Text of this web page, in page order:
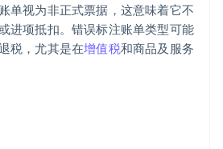
单视为非正式票据，这意味着它不
进项抵扣。错误标注账单类型可能
税，尤其是在增值税和商品及服务